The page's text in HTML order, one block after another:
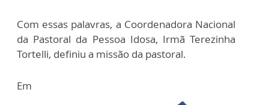
Com essas palavras, a Coordenadora Nacional
da Pastoral da Pessoa Idosa, Irmã Terezinha
Tortelli, definiu a missão da pastoral.
Em